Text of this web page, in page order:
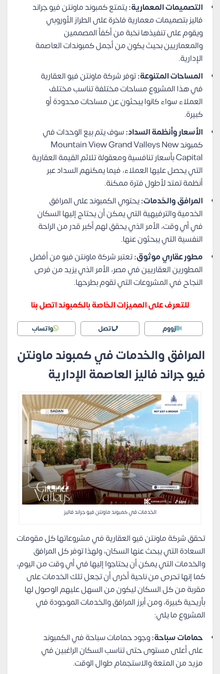
التصميمات المعمارية:يتمتع كمبوند ماونتن فيو جراند
فاليز بتصميمات معمارية فاخرة على الطراز الأوروبي
ويقوم على تنفيذها نخبة من أكفأ المصممين
والمعماريين بحيث يكون من أجمل كمبوندات العاصمة
الإدارية.
المساحات المتنوعة:توفر شركة ماونتن فيو العقارية
في هذا المشروع مساحات مختلفة تناسب مختلف
العملاء سواء كانوا يبحثون عن مساحات محدودة أو
كبيرة.
الأسعار وأنظمة السداد:سوف يتم بيع الوحدات في
كمبوند Mountain View Grand Valleys New
Capital بأسعار تنافسية ومعقولة تلائم القيمة العقارية
التي يحصل عليها العملاء، فيما يمكنهم السداد عبر
أنظمة تمتد لأطول فترة ممكنة.
المرافق والخدمات:يحتوي الكمبوند على المرافق
الخدمية والترفيهية التي يمكن أن يحتاج إليها السكان
في أي وقت، الأمر الذي يحقق لهم أكبر قدر من الراحة
النفسية التي يبحثون عنها.
مطور عقاري موثوق:تعتبر شركة ماونتن فيو من أفضل
المطورين العقاريين في مصر، الأمر الذي يزيد من فرص
النجاح في المشروعات التي تقوم بطرحها.
للتعرف على المميزات الخاصة بالكمبوند اتصل بنا
زووم اتصل واتساب
المرافق والخدمات في كمبوند ماونتن
فيو جراند فاليز العاصمة الإدارية
الخدمات في كمبوند ماونتن فيو جراند فاليز
تحقق شركة ماونتن فيو العقارية في مشروعاتها كل مقومات
السعادة التي يبحث عنها السكان، ولهذا توفر كل المرافق
والخدمات التي يمكن أن يحتاجوا إليها في أي وقت من اليوم،
كما إنها تحرص من ناحية أخرى أن تجعل تلك الخدمات على
مقربة من كل السكان ليكون من السهل عليهم الوصول لها
بأريحية كبيرة، ومن أبرز المرافق والخدمات الموجودة في
المشروع ما يلي:
حمامات سباحة:وجود حمامات سباحة في الكمبوند
على أعلى مستوى حتى تناسب السكان الراغبين في
مزيد من المتعة والاستجمام طوال الوقت.